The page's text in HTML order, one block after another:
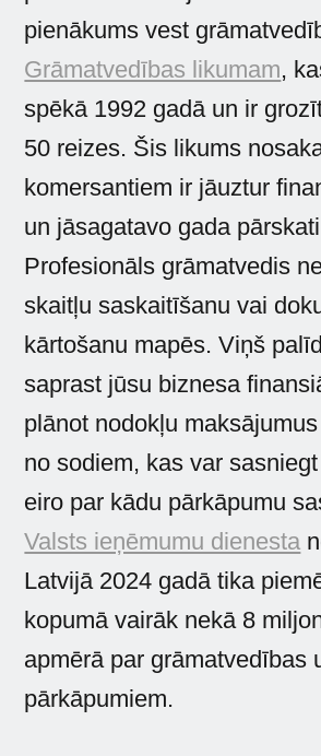
pienākums vest
Grāmatvedības likumam,
spēkā 1992 gadā un ir
50 reizes. Šis likums
komersantiem ir jāuztur
un jāsagatavo gada
Profesionāls grāmatvedis
skaitļu saskaitīšanu vai
kārtošanu mapēs. Viņš
saprast jūsu biznesa
plānot nodokļu
no sodiem, kas var
eiro par kādu pārkāpumu
Valsts ieņēmumu dienesta
Latvijā 2024 gadā tika
kopumā vairāk nekā 8
apmērā par grāmatvedības
pārkāpumiem.